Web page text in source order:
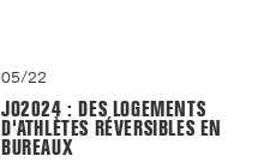
05/22
JO2024 : DES LOGEMENTS
D'ATHLÈTES RÉVERSIBLES EN
BUREAUX